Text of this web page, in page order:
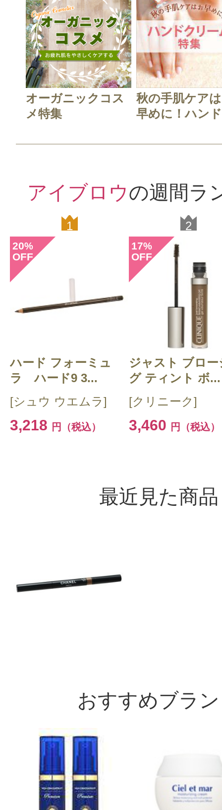
ュラルです。
私はパウダーを重ねて最後に眉マス
てます。とても重宝するアイテムで
すべての6件のクチコミを見る
このコスメのレビューを書いて
クチコミを投稿する
CT会員様は、
マイページの「購
らクチコミ投稿すると1 商品に
オーガニックコス
メ特集
秋の手肌ケア
早めに！ハン
アイブロウの週間ラ
1
20%
OFF
ハード フォーミュ
ラ ハード9 3...
[シュウ ウエムラ]
3,218 円（税込）
2
17%
OFF
ジャスト ブロー
グ ティント ボ...
[クリニーク]
3,460 円（税込）
最近見た商品
おすすめブラ